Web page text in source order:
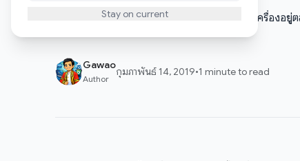
Stay on current
สำหรับช่างคอม ช่างไอทีที่จำเป็นต้องติดตั้งเครื่องอยู่
Gawao
Author
กุมภาพันธ์ 14, 2019•1 minute to read